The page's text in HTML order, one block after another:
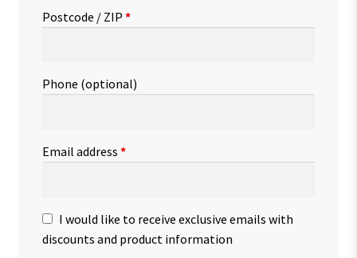
Postcode / ZIP *
Phone (optional)
Email address *
I would like to receive exclusive emails with
discounts and product information